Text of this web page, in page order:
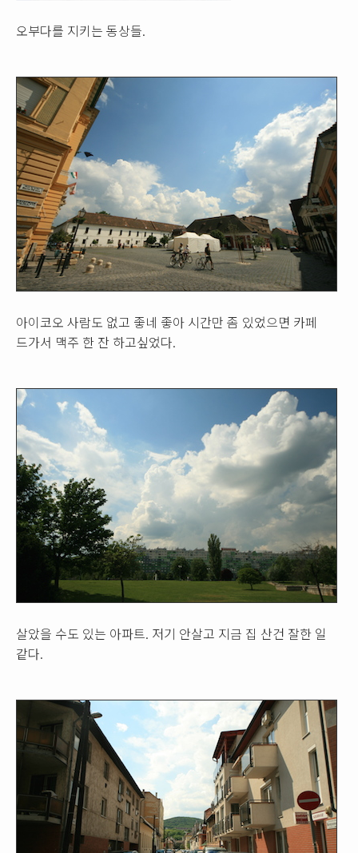
오부다를 지키는 동상들.
아이코오 사람도 없고 좋네 좋아 시간만 좀 있었으면 카페
드가서 맥주 한 잔 하고싶었다.
살았을 수도 있는 아파트. 저기 안살고 지금 집 산건 잘한 일
같다.